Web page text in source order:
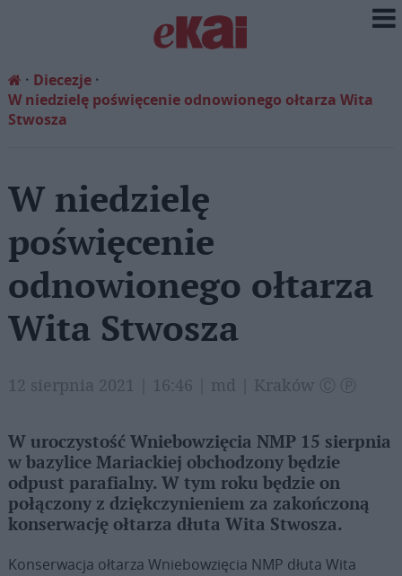
Diecezje
W niedzielę poświęcenie odnowionego ołtarza Wita
Stwosza
W niedzielę
poświęcenie
odnowionego ołtarza
Wita Stwosza
12 sierpnia 2021 | 16:46 | md | Kraków Ⓒ Ⓟ
W uroczystość Wniebowzięcia NMP 15 sierpnia
w bazylice Mariackiej obchodzony będzie
odpust parafialny. W tym roku będzie on
połączony z dziękczynieniem za zakończoną
konserwację ołtarza dłuta Wita Stwosza.
Konserwacja ołtarza Wniebowzięcia NMP dłuta Wita